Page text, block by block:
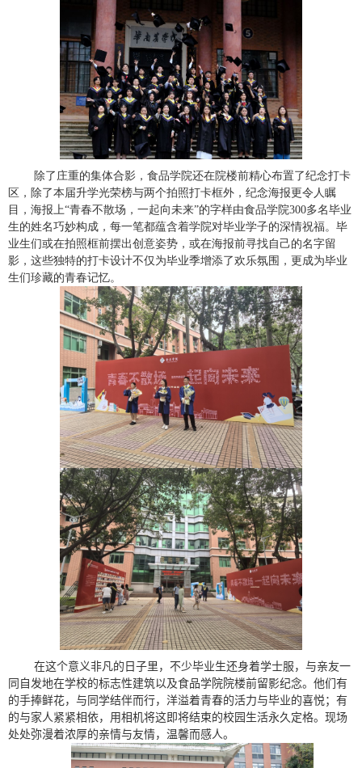
除了庄重的集体合影，食品学院还在院楼前精心布置了纪念打卡
区，除了本届升学光荣榜与两个拍照打卡框外，纪念海报更令人瞩
目，海报上“青春不散场，一起向未来”的字样由食品学院300多名毕业
生的姓名巧妙构成，每一笔都蕴含着学院对毕业学子的深情祝福。毕
业生们或在拍照框前摆出创意姿势，或在海报前寻找自己的名字留
影，这些独特的打卡设计不仅为毕业季增添了欢乐氛围，更成为毕业
生们珍藏的青春记忆。
在这个意义非凡的日子里，不少毕业生还身着学士服，与亲友一
同自发地在学校的标志性建筑以及食品学院院楼前留影纪念。他们有
的手捧鲜花，与同学结伴而行，洋溢着青春的活力与毕业的喜悦；有
的与家人紧紧相依，用相机将这即将结束的校园生活永久定格。现场
处处弥漫着浓厚的亲情与友情，温馨而感人。